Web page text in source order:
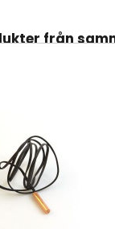
från